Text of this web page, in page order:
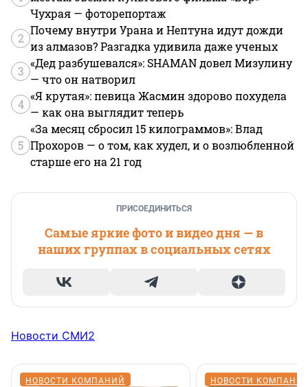
Чухрая — фоторепортаж
2
Почему внутри Урана и Нептуна идут дожди
из алмазов? Разгадка удивила даже ученых
3
«Дед разбушевался»: SHAMAN довел Мизулину
— что он натворил
4
«Я крутая»: певица Жасмин здорово похудела
— как она выглядит теперь
5
«За месяц сбросил 15 килограммов»: Влад
Прохоров — о том, как худел, и о возлюбленной
старше его на 21 год
ПРИСОЕДИНИТЬСЯ
Самые яркие фото и видео дня — в
наших группах в социальных сетях
Новости СМИ2
НОВОСТИ КОМПАНИЙ НОВОСТИ